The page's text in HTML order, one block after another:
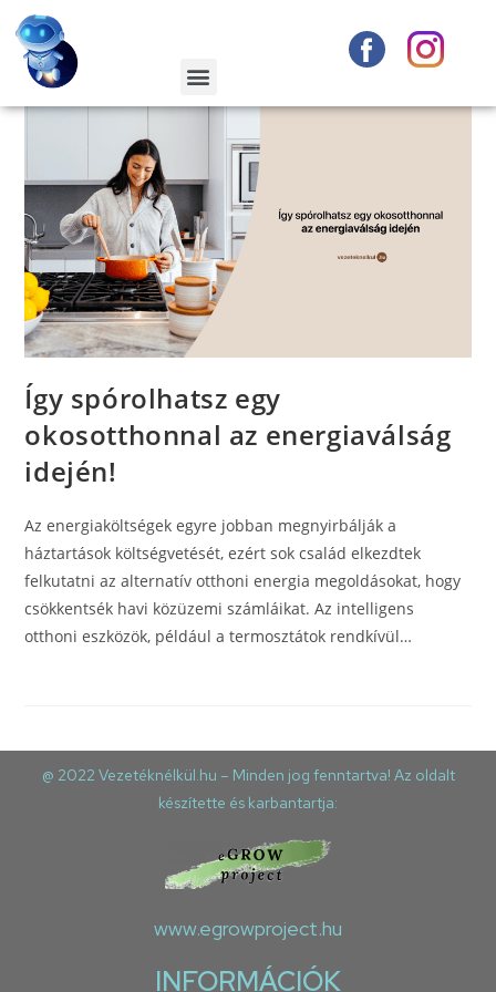
Így spórolhatsz egy
okosotthonnal az energiaválság
idején!
Az energiaköltségek egyre jobban megnyirbálják a
háztartások költségvetését, ezért sok család elkezdtek
felkutatni az alternatív otthoni energia megoldásokat, hogy
csökkentsék havi közüzemi számláikat. Az intelligens
otthoni eszközök, például a termosztátok rendkívül…
@ 2022 Vezetéknélkül.hu – Minden jog fenntartva! Az oldalt
készítette és karbantartja:
www.egrowproject.hu
INFORMÁCIÓK